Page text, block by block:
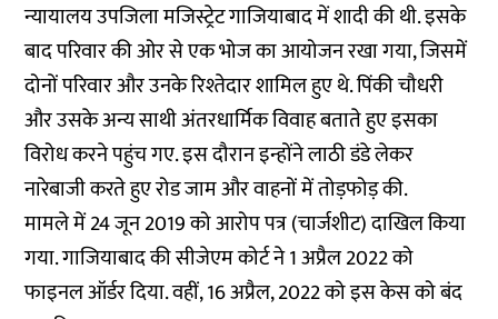
न्यायालय उपजिला मजिस्ट्रेट गाजियाबाद में शादी की थी. इसके
बाद परिवार की ओर से एक भोज का आयोजन रखा गया, जिसमें
दोनों परिवार और उनके रिश्तेदार शामिल हुए थे. पिंकी चौधरी
और उसके अन्य साथी अंतरधार्मिक विवाह बताते हुए इसका
विरोध करने पहुंच गए. इस दौरान इन्होंने लाठी डंडे लेकर
नारेबाजी करते हुए रोड जाम और वाहनों में तोड़फोड़ की.
मामले में 24 जून 2019 को आरोप पत्र (चार्जशीट) दाखिल किया
गया. गाजियाबाद की सीजेएम कोर्ट ने 1 अप्रैल 2022 को
फाइनल ऑर्डर दिया. वहीं, 16 अप्रैल, 2022 को इस केस को बंद